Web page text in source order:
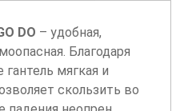
DO – удобная,
Благодаря
мягкая и
скользить во